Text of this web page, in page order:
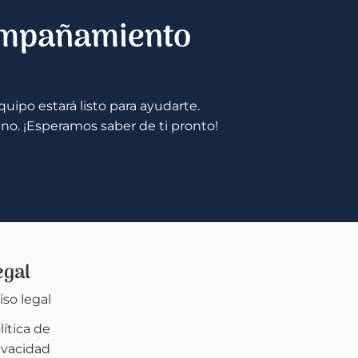
estará listo para ayudarte.
¡Esperamos saber de ti pronto!
legal
de